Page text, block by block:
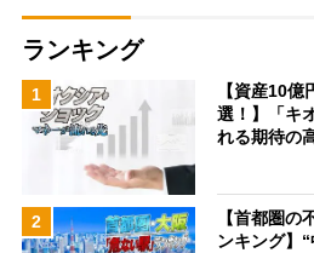
ランキング
1
【資産10
選！】「キ
れる期待の
2
【首都圏の
ンキング】